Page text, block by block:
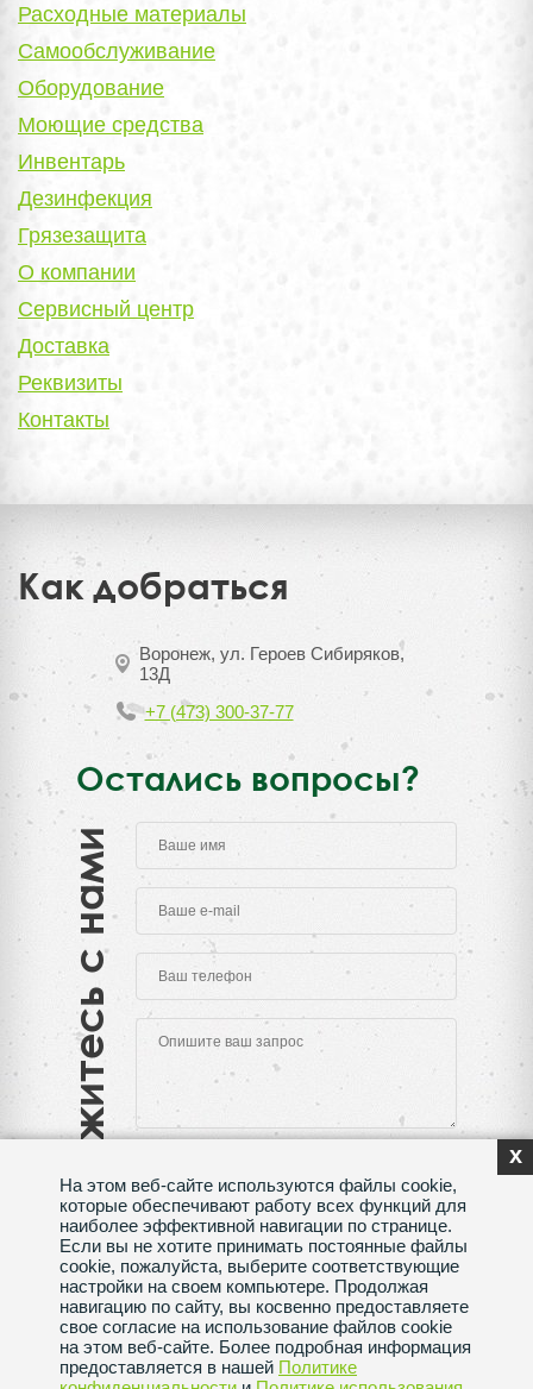
Расходные материалы
Самообслуживание
Оборудование
Моющие средства
Инвентарь
Дезинфекция
Грязезащита
О компании
Сервисный центр
Доставка
Реквизиты
Контакты
Как добраться
Воронеж, ул. Героев Сибиряков,
13Д
+7 (473) 300-37-77
Остались вопросы?
Свяжитесь с нами
Нажимая на кнопку "Отправить", Вы даете согласие
на обработку своихперсональных данных
Сделано в веб-студииSeoMAX
Политика конфиденциальности
x
На этом веб-сайте используются файлы cookie,
которые обеспечивают работу всех функций для
наиболее эффективной навигации по странице.
Если вы не хотите принимать постоянные файлы
cookie, пожалуйста, выберите соответствующие
настройки на своем компьютере. Продолжая
навигацию по сайту, вы косвенно предоставляете
свое согласие на использование файлов cookie
на этом веб-сайте. Более подробная информация
предоставляется в нашей Политике